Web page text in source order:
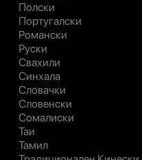
Полски
Португалски
Романски
Руски
Свахили
Синхала
Словачки
Словенски
Сомалиски
Таи
Тамил